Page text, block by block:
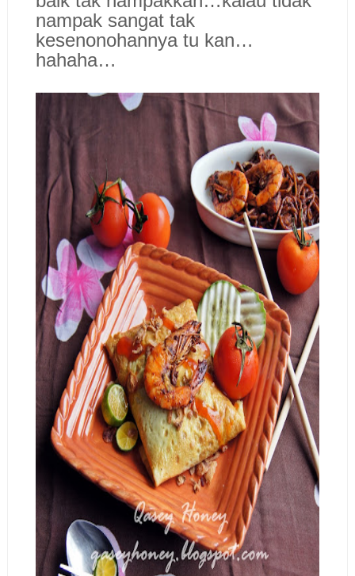
nampak sangat tak
kesenonohannya tu kan…
hahaha…